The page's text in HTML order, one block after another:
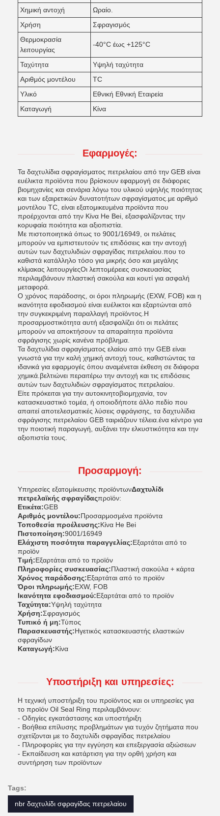
Χημική αντοχή
Ωραίο.
Χρήση
Σφραγισμός
Θερμοκρασία
λειτουργίας
-40°C έως +125°C
Ταχύτητα
Υψηλή ταχύτητα
Αριθμός μοντέλου
TC
Υλικό
Εθνική Εθνική Εταιρεία
Καταγωγή
Κίνα
Εφαρμογές:
Τα δαχτυλίδια σφραγίσματος πετρελαίου από την GEB είναι
ευέλικτα προϊόντα που βρίσκουν εφαρμογή σε διάφορες
βιομηχανίες και σενάρια λόγω του υλικού υψηλής ποιότητας
και των εξαιρετικών δυνατοτήτων σφραγίσματος.με αριθμό
μοντέλου TC, είναι εξατομικευμένα προϊόντα που
προέρχονται από την Κίνα He Bei, εξασφαλίζοντας την
κορυφαία ποιότητα και αξιοπιστία.
Με πιστοποιητικά όπως το 9001/16949, οι πελάτες
μπορούν να εμπιστευτούν τις επιδόσεις και την αντοχή
αυτών των δαχτυλιδιών σφραγίδας πετρελαίου.που το
καθιστά κατάλληλο τόσο για μικρής όσο και μεγάλης
κλίμακας λειτουργίεςΟι λεπτομέρειες συσκευασίας
περιλαμβάνουν πλαστική σακούλα και κουτί για ασφαλή
μεταφορά.
Ο χρόνος παράδοσης, οι όροι πληρωμής (EXW, FOB) και η
ικανότητα εφοδιασμού είναι ευέλικτοι και εξαρτώνται από
την συγκεκριμένη παραλλαγή προϊόντος.Η
προσαρμοστικότητα αυτή εξασφαλίζει ότι οι πελάτες
μπορούν να αποκτήσουν τα απαραίτητα προϊόντα
σφράγισης χωρίς κανένα πρόβλημα.
Τα δαχτυλίδια σφραγίσματος ελαίου από την GEB είναι
γνωστά για την καλή χημική αντοχή τους, καθιστώντας τα
ιδανικά για εφαρμογές όπου αναμένεται έκθεση σε διάφορα
χημικά.βελτιώνει περαιτέρω την αντοχή και τις επιδόσεις
αυτών των δαχτυλιδιών σφραγίσματος πετρελαίου.
Είτε πρόκειται για την αυτοκινητοβιομηχανία, τον
κατασκευαστικό τομέα, ή οποιοδήποτε άλλο πεδίο που
απαιτεί αποτελεσματικές λύσεις σφράγισης, τα δαχτυλίδια
σφράγισης πετρελαίου GEB ταιριάζουν τέλεια.ένα κέντρο για
την ποιοτική παραγωγή, αυξάνει την ελκυστικότητα και την
αξιοπιστία τους.
Προσαρμογή:
Υπηρεσίες εξατομίκευσης προϊόντωνΔαχτυλίδι
πετρελαϊκής σφραγίδαςπροϊόν:
Ετικέτα:GEB
Αριθμός μοντέλου:Προσαρμοσμένα προϊόντα
Τοποθεσία προέλευσης:Κίνα He Bei
Πιστοποίηση:9001/16949
Ελάχιστη ποσότητα παραγγελίας:Εξαρτάται από το
προϊόν
Τιμή:Εξαρτάται από το προϊόν
Πληροφορίες συσκευασίας:Πλαστική σακούλα + κάρτα
Χρόνος παράδοσης:Εξαρτάται από το προϊόν
Όροι πληρωμής:EXW, FOB
Ικανότητα εφοδιασμού:Εξαρτάται από το προϊόν
Ταχύτητα:Υψηλή ταχύτητα
Χρήση:Σφραγισμός
Τυπικό ή μη:Τύπος
Παρασκευαστής:Ηγετικός κατασκευαστής ελαστικών
σφραγίδων
Καταγωγή:Κίνα
Υποστήριξη και υπηρεσίες:
Η τεχνική υποστήριξη του προϊόντος και οι υπηρεσίες για
το προϊόν Oil Seal Ring περιλαμβάνουν:
- Οδηγίες εγκατάστασης και υποστήριξη
- Βοήθεια επίλυσης προβλημάτων για τυχόν ζητήματα που
σχετίζονται με το δαχτυλίδι σφραγίδας πετρελαίου
- Πληροφορίες για την εγγύηση και επεξεργασία αξιώσεων
- Εκπαίδευση και κατάρτιση για την ορθή χρήση και
συντήρηση των προϊόντων
Tags:
nbr δαχτυλίδι σφραγίδας πετρελαίου